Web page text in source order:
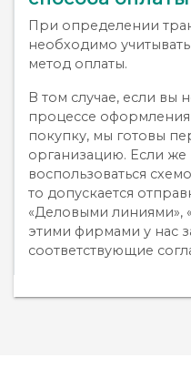
При определении
необходимо
метод оплаты.
В том случае, если вы
процессе
покупку, мы готовы
организацию. Если
воспользоваться
то допускается
«Деловыми линиями»,
этими фирмами у нас
соответствующие